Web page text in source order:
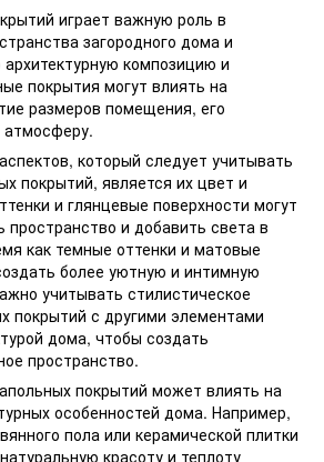
играет важную роль в
загородного дома и
архитектурную композицию и
покрытия могут влиять на
размеров помещения, его
который следует учитывать
покрытий, является их цвет и
и глянцевые поверхности могут
пространство и добавить света в
как темные оттенки и матовые
более уютную и интимную
учитывать стилистическое
покрытий с другими элементами
дома, чтобы создать
пространство.
покрытий может влиять на
особенностей дома. Например,
пола или керамической плитки
красоту и теплоту